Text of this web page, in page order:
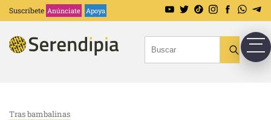
Suscríbete Anúnciate Apoya
Tras bambalinas